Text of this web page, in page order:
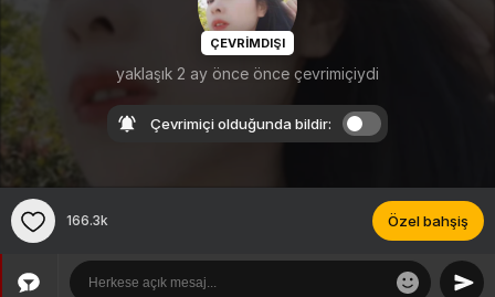
ÇEVRIMDIŞI
yaklaşık 2 ay önce önce çevrimiçiydi
Çevrimiçi olduğunda bildir:
166.3k Özel bahşiş